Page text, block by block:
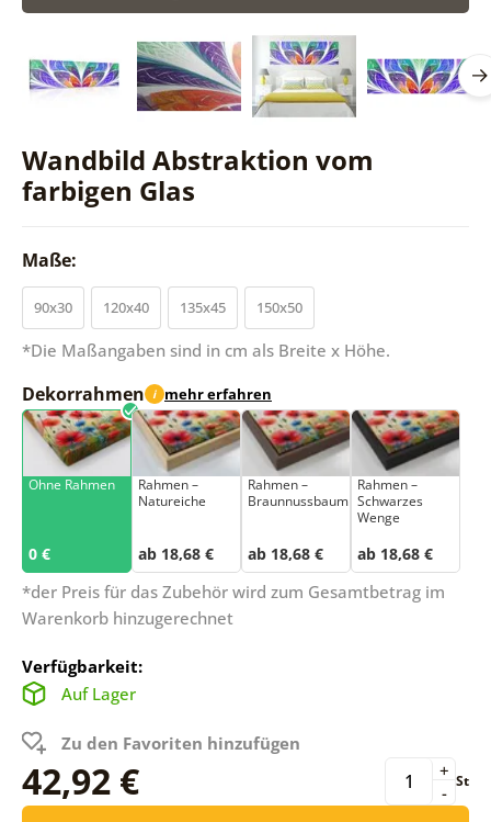
Wandbild Abstraktion vom
farbigen Glas
Maße:
90x30 120x40 135x45 150x50
*Die Maßangaben sind in cm als Breite x Höhe.
Dekorrahmen i mehr erfahren
Ohne Rahmen
0 €
Rahmen –
Natureiche
ab 18,68 €
Rahmen –
Braunnussbaum
ab 18,68 €
Rahmen –
Schwarzes
Wenge
ab 18,68 €
*der Preis für das Zubehör wird zum Gesamtbetrag im
Warenkorb hinzugerechnet
Verfügbarkeit:
Auf Lager
Zu den Favoriten hinzufügen
42,92 € -
+ St